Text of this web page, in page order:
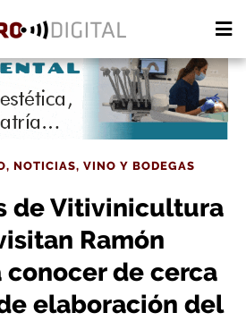
, NOTICIAS, VINO Y BODEGAS
de Vitivinicultura
Ramón
conocer de cerca
elaboración del